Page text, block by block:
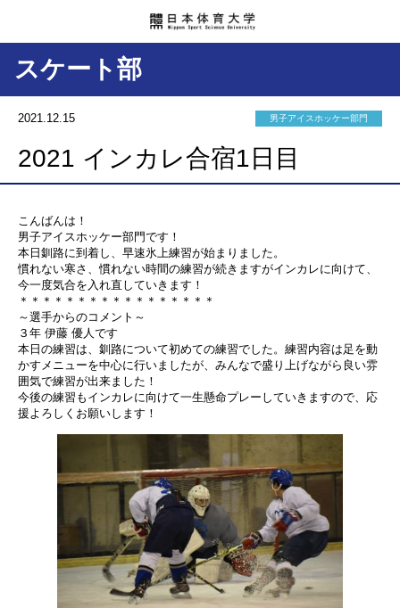
スケート部
2021.12.15 男子アイスホッケー部門
2021 インカレ合宿1日目
こんばんは！
男子アイスホッケー部門です！
本日釧路に到着し、早速氷上練習が始まりました。
慣れない寒さ、慣れない時間の練習が続きますがインカレに向けて、
今一度気合を入れ直していきます！
＊＊＊＊＊＊＊＊＊＊＊＊＊＊＊＊＊
～選手からのコメント～
３年 伊藤 優人です
本日の練習は、釧路について初めての練習でした。練習内容は足を動
かすメニューを中心に行いましたが、みんなで盛り上げながら良い雰
囲気で練習が出来ました！
今後の練習もインカレに向けて一生懸命プレーしていきますので、応
援よろしくお願いします！